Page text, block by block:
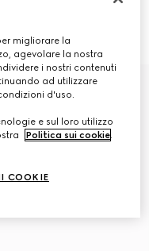
migliorare la
agevolare la nostra
i nostri contenuti
ad utilizzare
d'uso.
e sul loro utilizzo
Politica sui cookie
COOKIE